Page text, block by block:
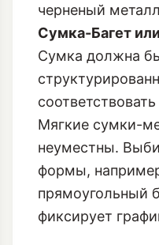
черненый
Сумка-Багет
Сумка должна
Мягкие сумки-
неуместны.
формы,
прямоугольный
фиксирует